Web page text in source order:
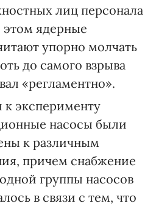
лиц персонала
ядерные
упорно молчать
до самого взрыва
«регламентно».
к эксперименту
насосы были
к различным
причем снабжение
группы насосов
в связи с тем, что